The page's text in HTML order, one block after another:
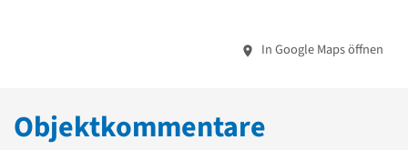
In Google Maps öffnen
Objektkommentare